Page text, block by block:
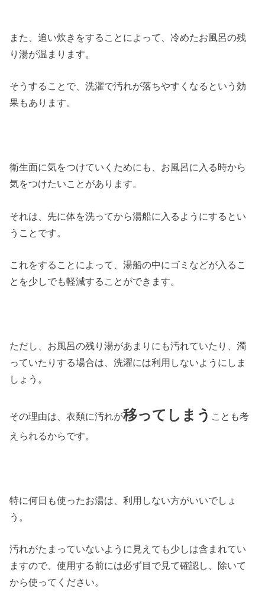
また、追い炊きをすることによって、冷めたお風呂の残
り湯が温まります。
そうすることで、洗濯で汚れが落ちやすくなるという効
果もあります。
衛生面に気をつけていくためにも、お風呂に入る時から
気をつけたいことがあります。
それは、先に体を洗ってから湯船に入るようにするとい
うことです。
これをすることによって、湯船の中にゴミなどが入るこ
とを少しでも軽減することができます。
ただし、お風呂の残り湯があまりにも汚れていたり、濁
っていたりする場合は、洗濯には利用しないようにしま
しょう。
その理由は、衣類に汚れが移ってしまう ことも考
えられるからです。
特に何日も使ったお湯は、利用しない方がいいでしょ
う。
汚れがたまっていないように見えても少しは含まれてい
ますので、使用する前には必ず目で見て確認し、除いて
から使ってください。